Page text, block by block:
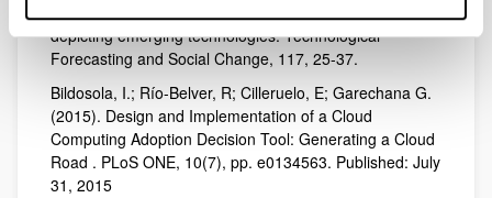
Cilleruelo, E. (2017). TeknoRoadmap, an approach for
depicting emerging technologies. Technological
Forecasting and Social Change, 117, 25-37.
Bildosola, I.; Río-Belver, R; Cilleruelo, E; Garechana G.
(2015). Design and Implementation of a Cloud
Computing Adoption Decision Tool: Generating a Cloud
Road . PLoS ONE, 10(7), pp. e0134563. Published: July
31, 2015